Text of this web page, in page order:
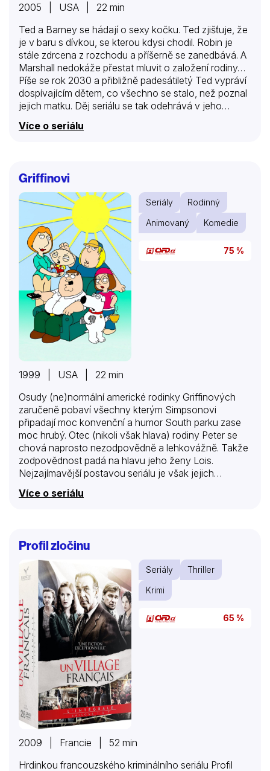
2005 | USA | 22 min
Ted a Barney se hádají o sexy kočku. Ted zjišťuje, že
je v baru s dívkou, se kterou kdysi chodil. Robin je
stále zdrcena z rozchodu a příšerně se zanedbává. A
Marshall nedokáže přestat mluvit o založení rodiny…
Píše se rok 2030 a přibližně padesátiletý Ted vypráví
dospívajícím dětem, co všechno se stalo, než poznal
jejich matku. Děj seriálu se tak odehrává v jeho
na třicítku, žil s nejlepším kamarádem z vejšky
právě ten správný čas najít si také ženu svého srdce.
A shodou okolností zrovna stála na protější…
Více o seriálu
Griffinovi
Seriály
Rodinný
Animovaný
Komedie
75 %
1999 | USA | 22 min
Osudy (ne)normální americké rodinky Griffinových
zaručeně pobaví všechny kterým Simpsonovi
připadají moc konvenční a humor South parku zase
moc hrubý. Otec (nikoli však hlava) rodiny Peter se
chová naprosto nezodpovědně a lehkovážně. Takže
zodpovědnost padá na hlavu jeho ženy Lois.
Nejzajímavější postavou seriálu je však jejich
nejmladší syn Stewie, který nenávidí všechny a
všechno, včetně vlastní rodiny. Důležitý je také pes s
díl, druhý vás určitě dostane.
Více o seriálu
Profil zločinu
Seriály
Thriller
Krimi
65 %
2009 | Francie | 52 min
Hrdinkou francouzského kriminálního seriálu Profil